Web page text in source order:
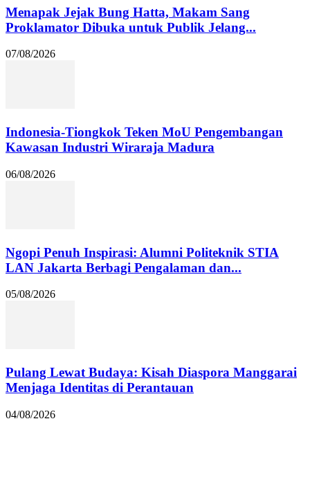
Menapak Jejak Bung Hatta, Makam Sang
Proklamator Dibuka untuk Publik Jelang...
07/08/2026
Indonesia-Tiongkok Teken MoU Pengembangan
Kawasan Industri Wiraraja Madura
06/08/2026
Ngopi Penuh Inspirasi: Alumni Politeknik STIA
LAN Jakarta Berbagi Pengalaman dan...
05/08/2026
Pulang Lewat Budaya: Kisah Diaspora Manggarai
Menjaga Identitas di Perantauan
04/08/2026